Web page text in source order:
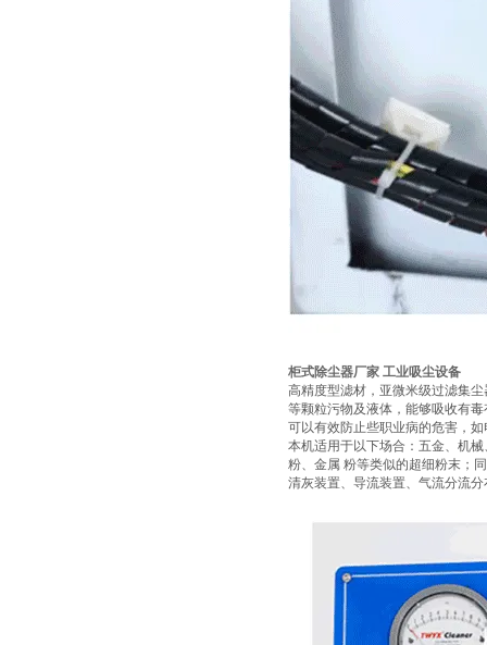
柜式除尘器厂家 工业吸尘设备
高精度型滤材，亚微米级过滤集
等颗粒污物及液体，能够吸收有
可以有效防止些职业病的危害，
本机适用于以下场合：五金、机
粉、金属 粉等类似的超细粉末；
清灰装置、导流装置、气流分流